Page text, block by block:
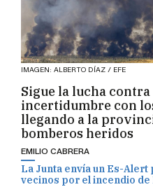
IMAGEN: ALBERTO DÍAZ / EFE
Sigue la lucha
incertidumbre con
llegando a la
bomberos heridos
EMILIO CABRERA
La Junta envía un Es-Alert
vecinos por el incendio de